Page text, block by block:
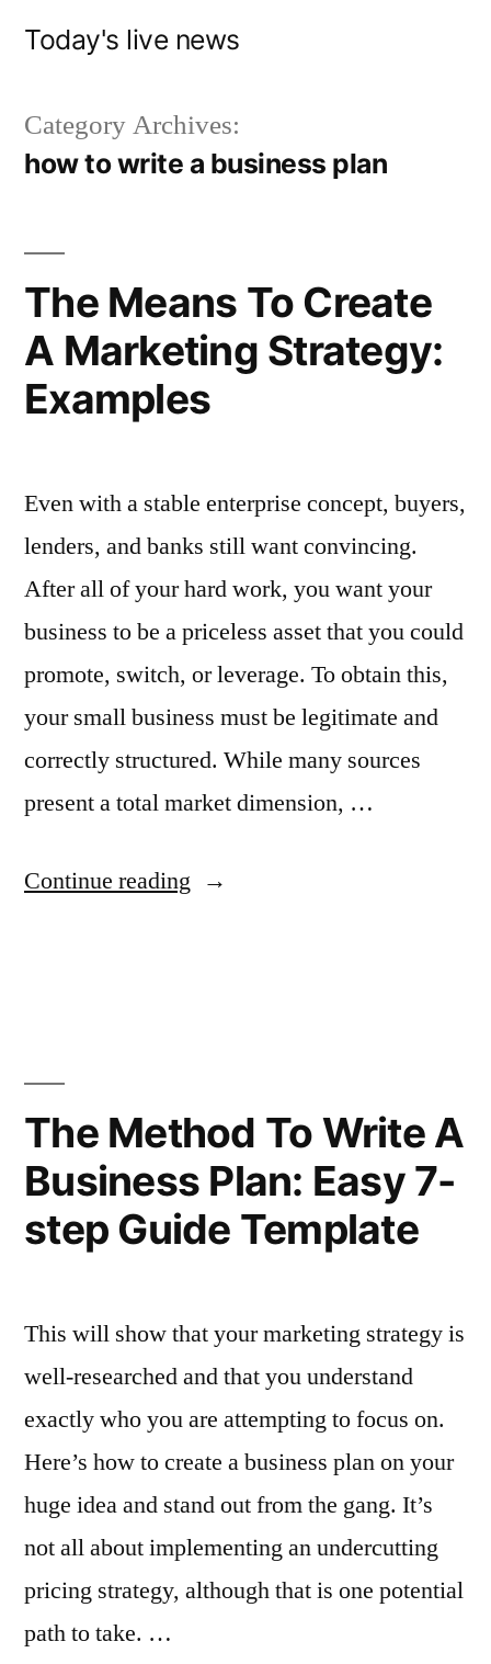
Today's live news
Category Archives:
how to write a business plan
The Means To Create
A Marketing Strategy:
Examples
Even with a stable enterprise concept, buyers,
lenders, and banks still want convincing.
After all of your hard work, you want your
business to be a priceless asset that you could
promote, switch, or leverage. To obtain this,
your small business must be legitimate and
correctly structured. While many sources
present a total market dimension, …
Continue reading “The
Strategy:
Examples”
The Method To Write A
Business Plan: Easy 7-
step Guide Template
This will show that your marketing strategy is
well-researched and that you understand
exactly who you are attempting to focus on.
Here’s how to create a business plan on your
huge idea and stand out from the gang. It’s
not all about implementing an undercutting
pricing strategy, although that is one potential
path to take. …